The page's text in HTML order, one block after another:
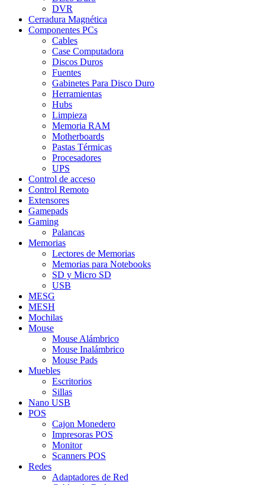
DVR
Cerradura Magnética
Componentes PCs
Cables
Case Computadora
Discos Duros
Fuentes
Gabinetes Para Disco Duro
Herramientas
Hubs
Limpieza
Memoria RAM
Motherboards
Pastas Térmicas
Procesadores
UPS
Control de acceso
Control Remoto
Extensores
Gamepads
Gaming
Palancas
Memorias
Lectores de Memorias
Memorias para Notebooks
SD y Micro SD
USB
MESG
MESH
Mochilas
Mouse
Mouse Alámbrico
Mouse Inalámbrico
Mouse Pads
Muebles
Escritorios
Sillas
Nano USB
POS
Cajon Monedero
Impresoras POS
Monitor
Scanners POS
Redes
Adaptadores de Red